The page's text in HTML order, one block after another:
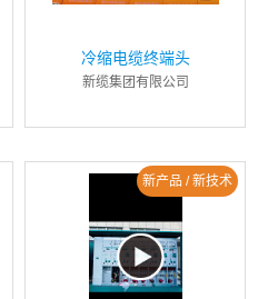
冷缩电缆终端头
新缆集团有限公司
新产品 / 新技术